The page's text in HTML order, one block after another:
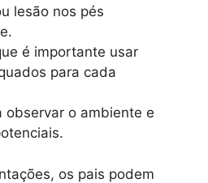
lesão nos pés
é importante usar
para cada
observar o ambiente e
os pais podem